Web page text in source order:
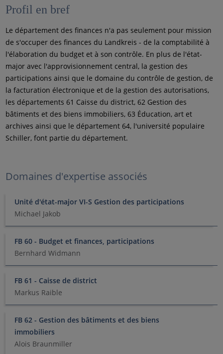
Profil en bref
Le département des finances n'a pas seulement pour mission
de s'occuper des finances du Landkreis - de la comptabilité à
l'élaboration du budget et à son contrôle. En plus de l'état-
major avec l'approvisionnement central, la gestion des
participations ainsi que le domaine du contrôle de gestion, de
la facturation électronique et de la gestion des autorisations,
les départements 61 Caisse du district, 62 Gestion des
bâtiments et des biens immobiliers, 63 Éducation, art et
archives ainsi que le département 64, l'université populaire
Schiller, font partie du département.
Domaines d'expertise associés
Unité d'état-major VI-S Gestion des participations
Michael Jakob
FB 60 - Budget et finances, participations
Bernhard Widmann
FB 61 - Caisse de district
Markus Raible
FB 62 - Gestion des bâtiments et des biens
immobiliers
Alois Braunmiller